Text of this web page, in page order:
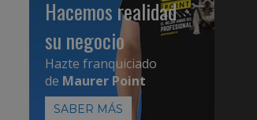
Hacemos realidad
su negocio
Hazte franquiciado
de Maurer Point
SABER MÁS